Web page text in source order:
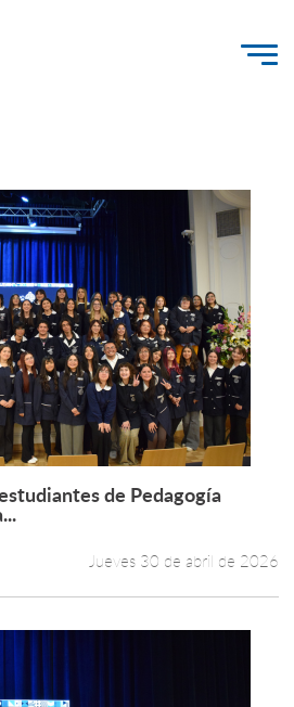
Leer más +
de Pedagogía
Jueves 30 de abril de 2026